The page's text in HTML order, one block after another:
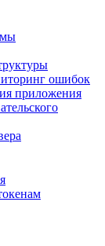
ошибок
приложения